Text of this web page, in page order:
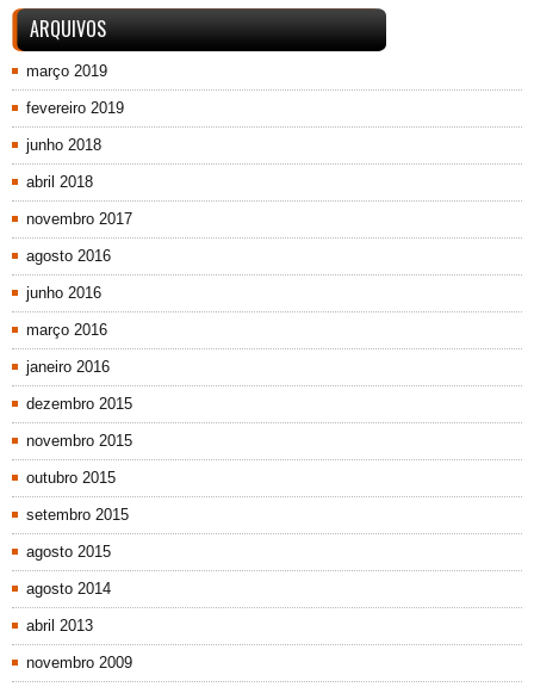
ARQUIVOS
março 2019
fevereiro 2019
junho 2018
abril 2018
novembro 2017
agosto 2016
junho 2016
março 2016
janeiro 2016
dezembro 2015
novembro 2015
outubro 2015
setembro 2015
agosto 2015
agosto 2014
abril 2013
novembro 2009